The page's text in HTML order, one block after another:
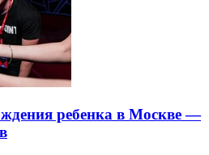
ребенка в Москве —